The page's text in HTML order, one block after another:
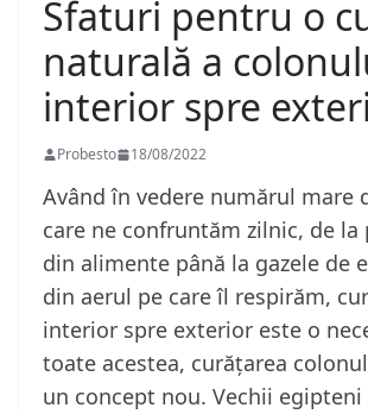
Sfaturi pentru o
naturală a
interior spre
Probesto 18/08/2022
Având în vedere numărul mare
care ne confruntăm zilnic, de la
din alimente până la gazele de
din aerul pe care îl respirăm,
interior spre exterior este o
toate acestea, curățarea
un concept nou. Vechii egipteni